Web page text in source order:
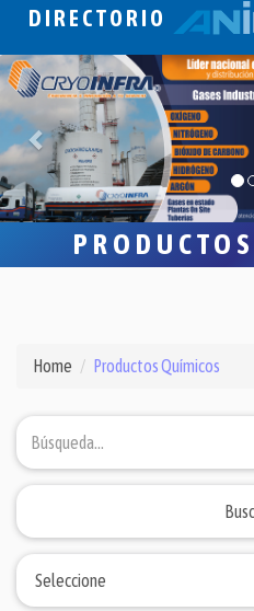
DIRECTORIO
Home Productos Químicos